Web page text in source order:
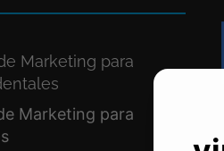
Marketing para
Marketing para